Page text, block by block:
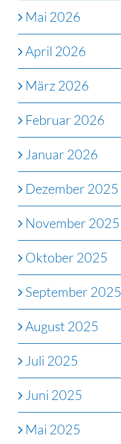
Mai 2026
April 2026
März 2026
Februar 2026
Januar 2026
Dezember 2025
November 2025
Oktober 2025
September 2025
August 2025
Juli 2025
Juni 2025
Mai 2025